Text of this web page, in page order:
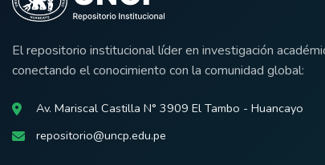
El repositorio institucional líder en investigación
conectando el conocimiento con la comunidad global:
Av. Mariscal Castilla N° 3909 El Tambo - Huancayo
repositorio@uncp.edu.pe